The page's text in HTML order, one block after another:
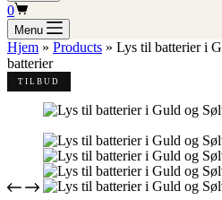
Indkøbskurv
0
Menu
Hjem » Products » Lys til batterier i
batterier
TILBUD